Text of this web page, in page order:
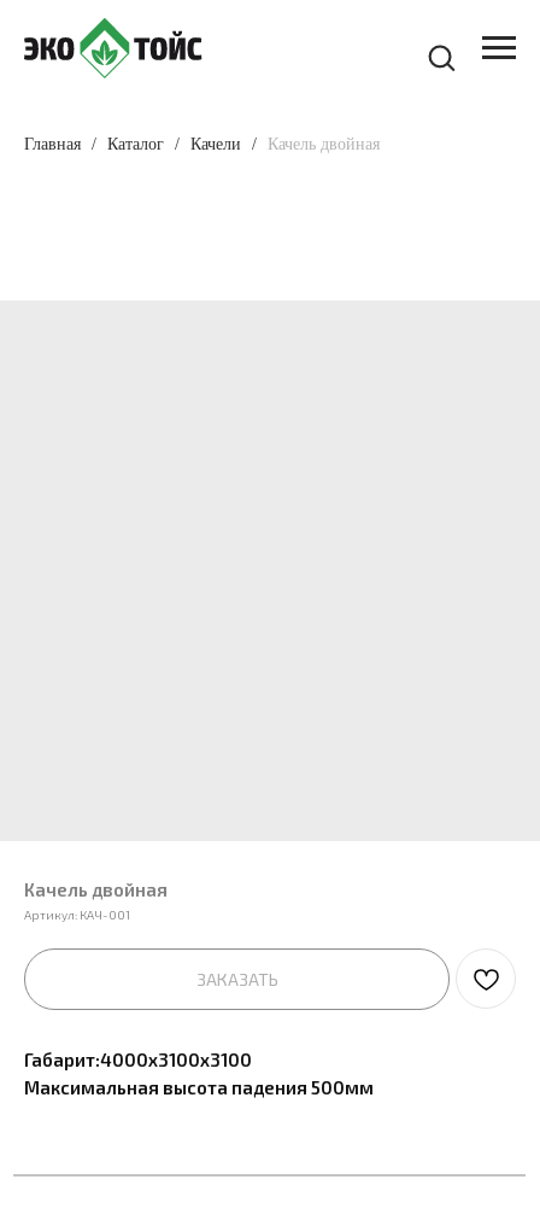
Главная Каталог Качели Качель двойная
Качель двойная
Артикул: КАЧ-001
ЗАКАЗАТЬ
Габарит:4000х3100х3100
Максимальная высота падения 500мм